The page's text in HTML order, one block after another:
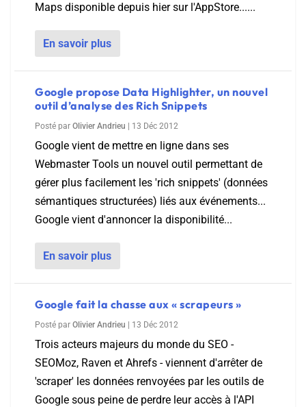
Maps disponible depuis hier sur l'AppStore......
En savoir plus
Google propose Data Highlighter, un nouvel
outil d’analyse des Rich Snippets
Posté par Olivier Andrieu 13 Déc 2012
Google vient de mettre en ligne dans ses
Webmaster Tools un nouvel outil permettant de
gérer plus facilement les 'rich snippets' (données
sémantiques structurées) liés aux événements...
Google vient d'annoncer la disponibilité...
En savoir plus
Google fait la chasse aux « scrapeurs »
Posté par Olivier Andrieu 13 Déc 2012
Trois acteurs majeurs du monde du SEO -
SEOMoz, Raven et Ahrefs - viennent d'arrêter de
'scraper' les données renvoyées par les outils de
Google sous peine de perdre leur accès à l'API